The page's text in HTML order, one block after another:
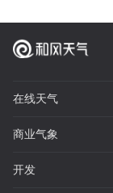
在线天气
商业气象
开发